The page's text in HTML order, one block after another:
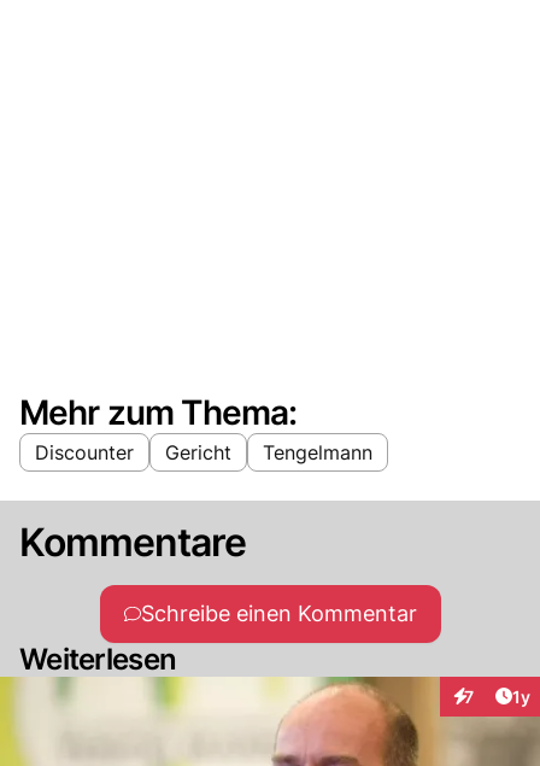
Mehr zum Thema:
Discounter Gericht Tengelmann
Kommentare
Schreibe einen Kommentar
Weiterlesen
7 1y